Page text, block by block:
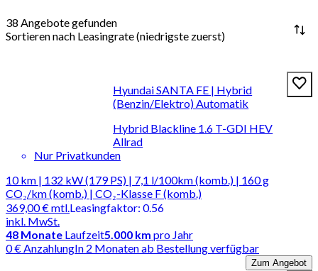
38 Angebote gefunden
Sortieren nach Leasingrate (niedrigste zuerst)
Hyundai SANTA FE | Hybrid
(Benzin/Elektro) Automatik
Hybrid Blackline 1.6 T-GDI HEV
Allrad
Nur Privatkunden
10 km | 132 kW (179 PS) | 7,1 l/100km (komb.) | 160 g
CO₂/km (komb.) | CO₂-Klasse F (komb.)
369,00 €mtl.
inkl. MwSt.
Leasingfaktor: 0.56
48 Monate Laufzeit5.000 km pro Jahr
0 € AnzahlungIn 2 Monaten ab Bestellung verfügbar
Zum Angebot